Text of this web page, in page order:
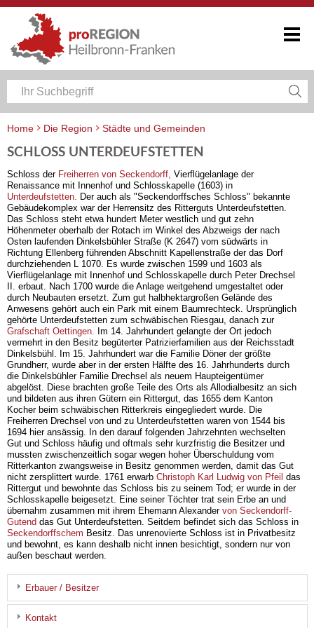
Home Die Region Städte und Gemeinden
SCHLOSS UNTERDEUFSTETTEN
Schloss der Freiherren von Seckendorff, Vierflügelanlage der
Renaissance mit Innenhof und Schlosskapelle (1603) in
Unterdeufstetten. Der auch als "Seckendorffsches Schloss" bekannte
Gebäudekomplex war der Herrensitz des Ritterguts Unterdeufstetten.
Das Schloss steht etwa hundert Meter westlich und gut zehn
Höhenmeter oberhalb der Rotach im Winkel des Abzweigs der nach
Osten laufenden Dinkelsbühler Straße (K 2647) vom südwärts in
Richtung Ellenberg führenden Abschnitt Kapellenstraße der das Dorf
durchziehenden L 1070. Es wurde zwischen 1599 und 1603 als
Vierflügelanlage mit Innenhof und Schlosskapelle durch Peter Drechsel
II. erbaut. Nach 1700 wurde die Anlage weitgehend umgestaltet oder
durch Neubauten ersetzt. Zum gut halbhektargroßen Gelände des
Anwesens gehört auch ein Park mit einem Baumrechteck. Ursprünglich
gehörte Unterdeufstetten zum schwäbischen Riesgau, danach zur
Grafschaft Oettingen. Im 14. Jahrhundert gelangte der Ort jedoch
vermehrt in den Besitz begüterter Patrizierfamilien aus der Reichsstadt
Dinkelsbühl. Im 15. Jahrhundert war die Familie Döner der größte
Grundherr, wurde aber in der ersten Hälfte des 16. Jahrhunderts durch
die Dinkelsbühler Familie Drechsel als neuem Haupteigentümer
abgelöst. Diese brachten große Teile des Orts als Allodialbesitz an sich
und bildeten aus ihren Gütern ein Rittergut, das 1655 dem Kanton
Kocher beim schwäbischen Ritterkreis eingegliedert wurde. Die
Freiherren Drechsel von und zu Unterdeufstetten waren von 1544 bis
1694 hier ansässig. In den darauf folgenden Jahrzehnten wechselten
Gut und Schloss häufig und oftmals sehr kurzfristig die Besitzer und
mussten zwischenzeitlich sogar wegen hoher Überschuldung vom
Ritterkanton zwangsweise in Besitz genommen werden, damit das Gut
nicht zersplittert wurde. 1761 erwarb Christoph Karl Ludwig von Pfeil das
Rittergut und bewohnte das Schloss bis zu seinem Tod; er wurde in der
Schlosskapelle beigesetzt. Eine seiner Töchter trat sein Erbe an und
übernahm zusammen mit ihrem Ehemann Alexander von Seckendorff-
Gutend das Gut Unterdeufstetten. Seitdem befindet sich das Schloss in
Seckendorffschem Besitz. Das unrenovierte Schloss ist in Privatbesitz
und bewohnt, es kann deshalb nicht innen besichtigt, sondern nur von
außen beschaut werden.
Erbauer / Besitzer
Kontakt